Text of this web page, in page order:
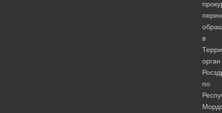
в
орган
по